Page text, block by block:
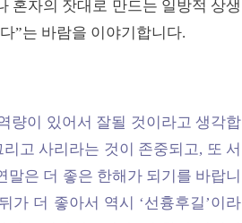
혼자의 잣대로 만드는 일방적 상생
”는 바람을 이야기합니다.
량이 있어서 잘될 것이라고 생각합
고 사리라는 것이 존중되고, 또 서
은 더 좋은 한해가 되기를 바랍니
가 더 좋아서 역시 ‘선흉후길’이라